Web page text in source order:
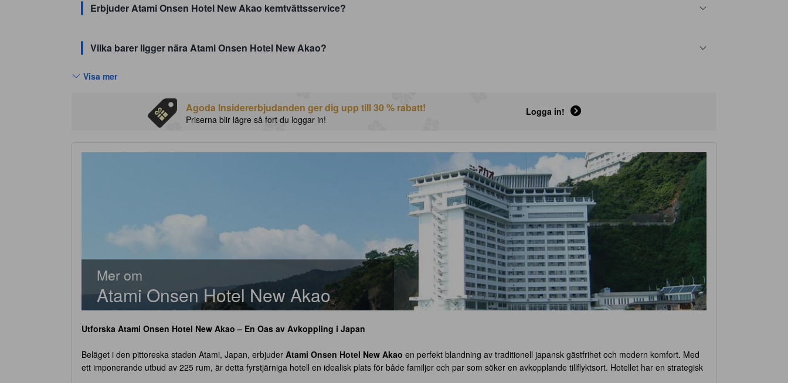
Erbjuder Atami Onsen Hotel New Akao kemtvättsservice?
Vilka barer ligger nära Atami Onsen Hotel New Akao?
Visa mer
Agoda Insidererbjudanden ger dig upp till 30 % rabatt!
Priserna blir lägre så fort du loggar in!
Logga in!
Mer om
Atami Onsen Hotel New Akao
Utforska Atami Onsen Hotel New Akao – En Oas av Avkoppling i Japan
Beläget i den pittoreska staden Atami, Japan, erbjuder Atami Onsen Hotel New Akao en perfekt blandning av traditionell japansk gästfrihet och modern komfort. Med
ett imponerande utbud av 225 rum, är detta fyrstjärniga hotell en idealisk plats för både familjer och par som söker en avkopplande tillflyktsort. Hotellet har en strategisk